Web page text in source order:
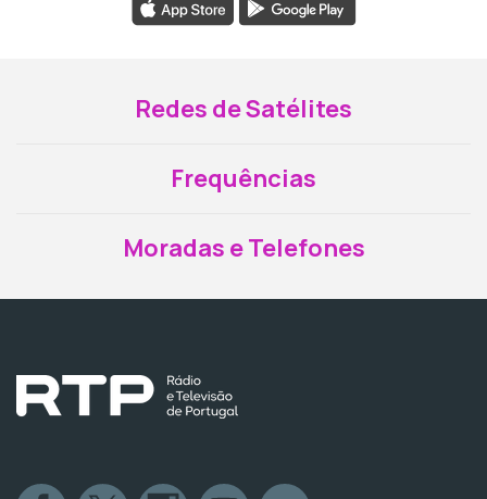
Redes de Satélites
Frequências
Moradas e Telefones